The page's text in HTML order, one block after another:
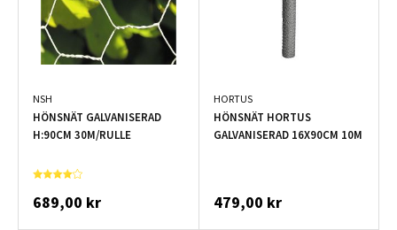
NSH
HÖNSNÄT GALVANISERAD
H:90CM 30M/RULLE
689,00 kr
HORTUS
HÖNSNÄT HORTUS
GALVANISERAD 16X90CM 10M
479,00 kr